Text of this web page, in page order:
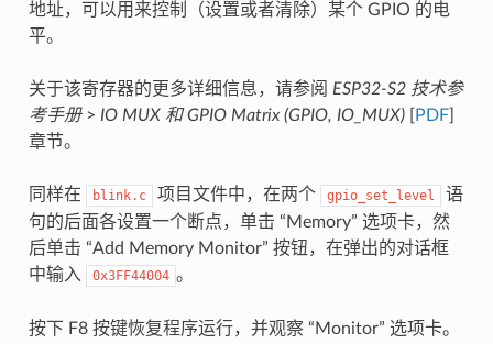
地址，可以用来控制（设置或者清除）某个 GPIO 的电
平。
关于该寄存器的更多详细信息，请参阅 ESP32-S2 技术参
考手册> IO MUX 和 GPIO Matrix (GPIO, IO_MUX)[ PDF]
章节。
同样在 blink.c 项目文件中，在两个 gpio_set_level
语
句的后面各设置一个断点，单击 “Memory” 选项卡，然
后单击 “Add Memory Monitor” 按钮，在弹出的对话框
中输入
0x3FF44004 。
按下 F8 按键恢复程序运行，并观察 “Monitor” 选项卡。